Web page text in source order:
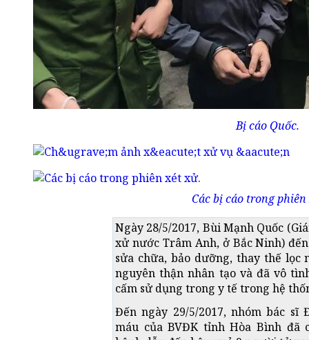
Bị cáo Quốc.
Các bị cáo trong
Ngày 28/5/2017, Bùi Mạnh Quốc
xử nước Trâm Anh, ở Bắc Ninh)
sửa chữa, bảo dưỡng, thay thế lọc
nguyên thận nhân tạo và đã vô
cấm sử dụng trong y tế trong hệ
Đến ngày 29/5/2017, nhóm bác sĩ
máu của BVĐK tỉnh Hòa Bình đã